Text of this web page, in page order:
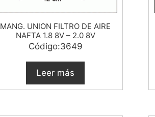
MANG. UNION FILTRO DE AIRE
NAFTA 1.8 8V – 2.0 8V
Código:3649
Leer más